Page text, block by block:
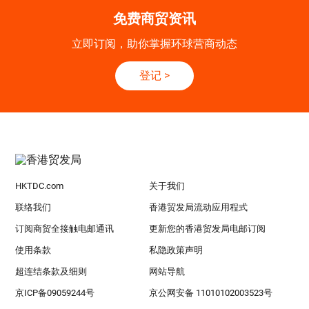
免费商贸资讯
立即订阅，助你掌握环球营商动态
登记 >
HKTDC.com 关于我们
联络我们 香港贸发局流动应用程式
订阅商贸全接触电邮通讯 更新您的香港贸发局电邮订阅
使用条款 私隐政策声明
超连结条款及细则 网站导航
京ICP备09059244号 京公网安备 11010102003523号